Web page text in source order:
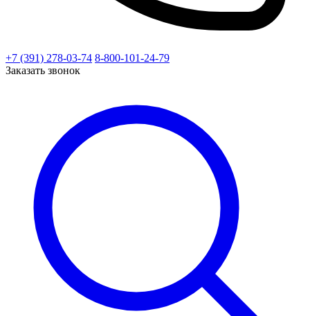
+7 (391) 278-03-74 8-800-101-24-79
Заказать звонок